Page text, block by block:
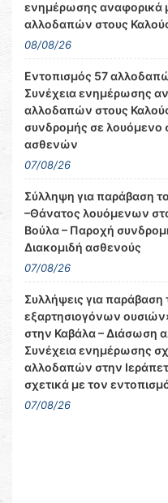
ενημέρωσης αναφορικά
αλλοδαπών στους
08/08/26
Εντοπισμός 57
Συνέχεια ενημέρωσης
αλλοδαπών στους
συνδρομής σε λουόμενο
ασθενών
07/08/26
Σύλληψη για παράβαση
–Θάνατος λουόμενων
Βούλα – Παροχή
Διακομιδή ασθενούς
07/08/26
Συλλήψεις για παράβαση
εξαρτησιογόνων
στην Καβάλα – Διάσωση
Συνέχεια ενημέρωσης
αλλοδαπών στην
σχετικά με τον
07/08/26